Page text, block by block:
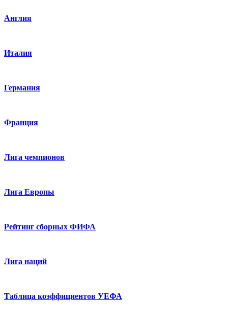
Англия
Италия
Германия
Франция
Лига чемпионов
Лига Европы
Рейтинг сборных ФИФА
Лига наций
Таблица коэффициентов УЕФА